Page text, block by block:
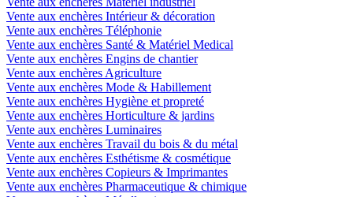
Vente aux enchères Intérieur & décoration
Vente aux enchères Téléphonie
Vente aux enchères Santé & Matériel Medical
Vente aux enchères Engins de chantier
Vente aux enchères Agriculture
Vente aux enchères Mode & Habillement
Vente aux enchères Hygiène et propreté
Vente aux enchères Horticulture & jardins
Vente aux enchères Luminaires
Vente aux enchères Travail du bois & du métal
Vente aux enchères Esthétisme & cosmétique
Vente aux enchères Copieurs & Imprimantes
Vente aux enchères Pharmaceutique & chimique